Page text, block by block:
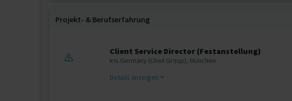
Projekt‐ & Berufserfahrung
Client Service Director (Festanstellung)
Iris Germany (Cheil Group), München
Details anzeigen